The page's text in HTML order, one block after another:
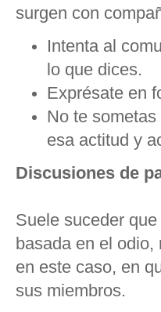
surgen con
Intenta al
lo que dices.
Exprésate en
No te
esa actitud y
Discusiones de
Suele suceder
basada en el
en este caso, en
sus miembros.